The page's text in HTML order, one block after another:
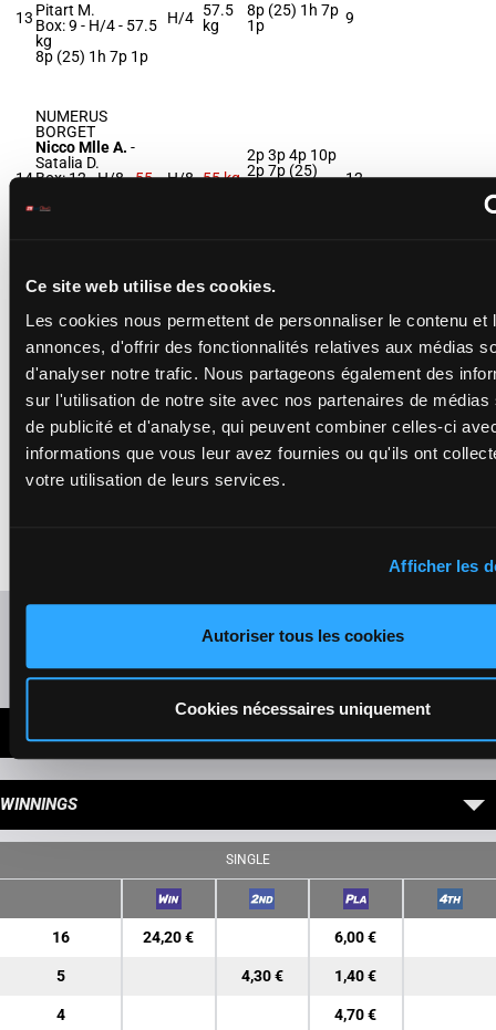
Ce site web utilise des cookies.
Les cookies nous permettent de personnaliser le contenu et
annonces, d'offrir des fonctionnalités relatives aux médias
d'analyser notre trafic. Nous partageons également des
sur l'utilisation de notre site avec nos partenaires de médias
de publicité et d'analyse, qui peuvent combiner celles-ci
informations que vous leur avez fournies ou qu'ils ont
votre utilisation de leurs services.
Afficher les
Autoriser tous les cookies
Cookies nécessaires uniquement
13 Pitart M.
Box: 9 - H/4 - 57.5
kg
8p (25) 1h 7p 1p
H/4 57.5
kg
8p (25) 1h 7p
1p
9
14
NUMERUS
BORGET
Nicco Mlle A. -
Satalia D.
Box: 12 -H/8 -55
2p 3p 4p 10p 2p
H/8 55 kg
2p 3p 4p 10p
2p 7p (25)
12
15
Claudic J.-Foresi
F.
Box: 11 -H/6 -56
13p 1p 3p 10p 2p
(25) 7p 15p 1p
10p 6p 9p 8p
H/6 56 kg
13p 1p 3p 10p
2p (25) 7p
9p 8p
11
Crastus A.-
WINNINGS
SINGLE
16 24,20 € 6,00 €
5 4,30 € 1,40 €
4 4,70 €